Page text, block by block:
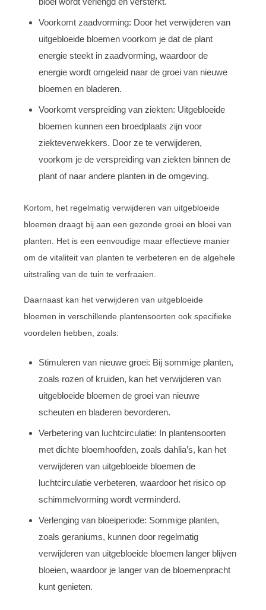
Voorkomt zaadvorming: Door het verwijderen van
uitgebloeide bloemen voorkom je dat de plant
energie steekt in zaadvorming, waardoor de
energie wordt omgeleid naar de groei van nieuwe
bloemen en bladeren.
Voorkomt verspreiding van ziekten: Uitgebloeide
bloemen kunnen een broedplaats zijn voor
ziekteverwekkers. Door ze te verwijderen,
voorkom je de verspreiding van ziekten binnen de
plant of naar andere planten in de omgeving.
Kortom, het regelmatig verwijderen van uitgebloeide
bloemen draagt bij aan een gezonde groei en bloei van
planten. Het is een eenvoudige maar effectieve manier
om de vitaliteit van planten te verbeteren en de algehele
uitstraling van de tuin te verfraaien.
Daarnaast kan het verwijderen van uitgebloeide
bloemen in verschillende plantensoorten ook specifieke
voordelen hebben, zoals:
Stimuleren van nieuwe groei: Bij sommige planten,
zoals rozen of kruiden, kan het verwijderen van
uitgebloeide bloemen de groei van nieuwe
scheuten en bladeren bevorderen.
Verbetering van luchtcirculatie: In plantensoorten
met dichte bloemhoofden, zoals dahlia’s, kan het
verwijderen van uitgebloeide bloemen de
luchtcirculatie verbeteren, waardoor het risico op
schimmelvorming wordt verminderd.
Verlenging van bloeiperiode: Sommige planten,
zoals geraniums, kunnen door regelmatig
verwijderen van uitgebloeide bloemen langer blijven
bloeien, waardoor je langer van de bloemenpracht
kunt genieten.